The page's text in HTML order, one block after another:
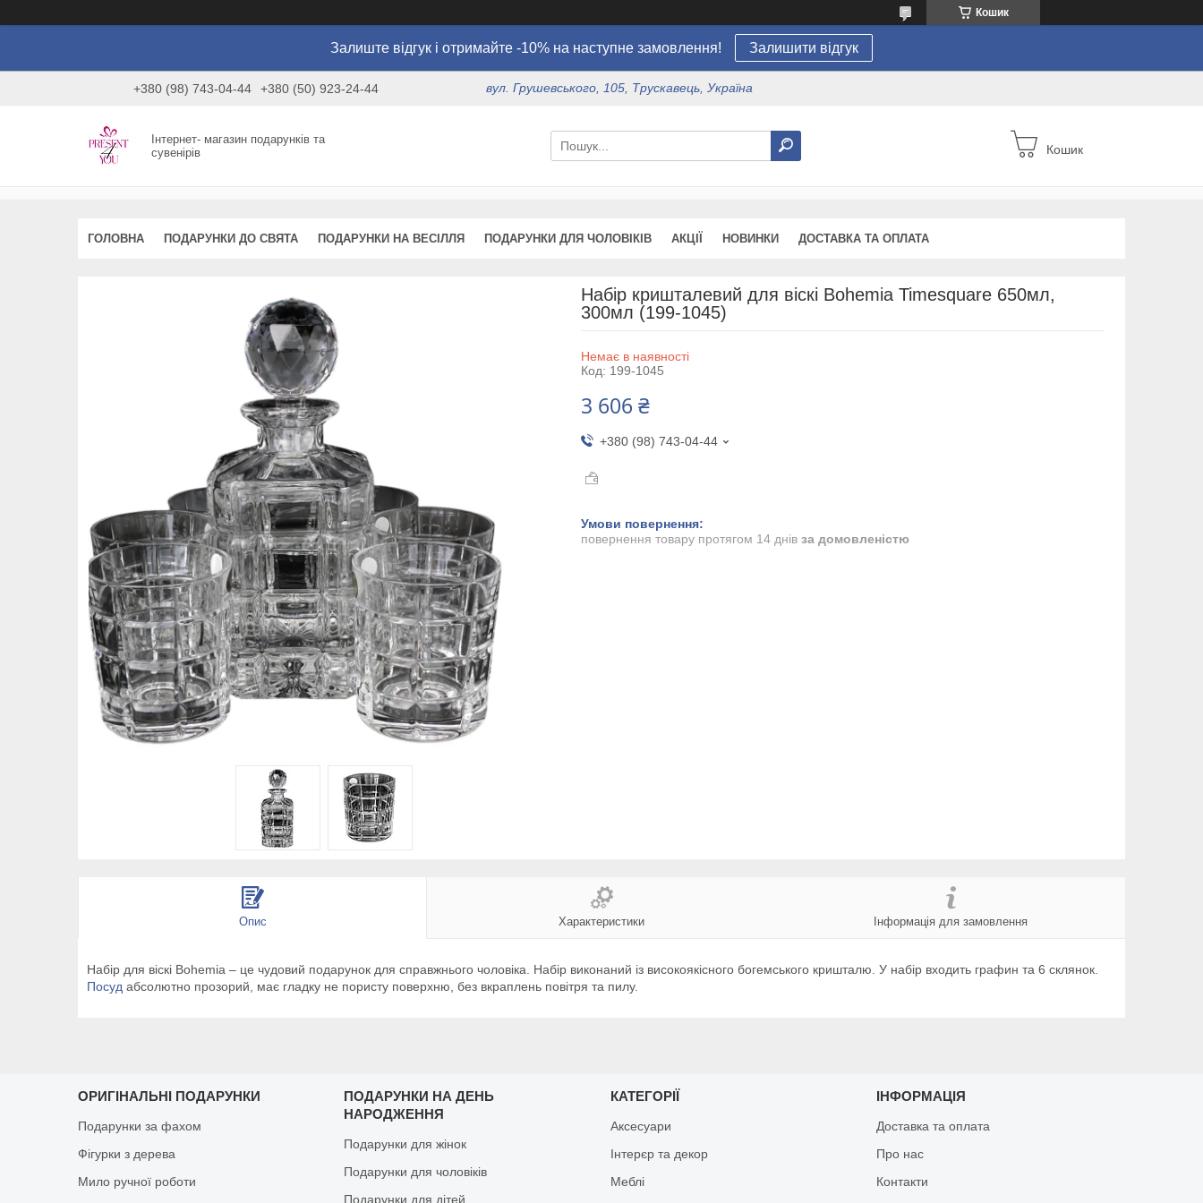
Кошик
Залиште відгук і отримайте -10% на наступне замовлення! Залишити відгук
+380 (98) 743-04-44 +380 (50) 923-24-44 вул. Грушевського, 105, Трускавець, Україна
Інтернет- магазин подарунків та
сувенірів
Кошик
ГОЛОВНА ПОДАРУНКИ ДО СВЯТА ПОДАРУНКИ НА ВЕСІЛЛЯ ПОДАРУНКИ ДЛЯ ЧОЛОВІКІВ АКЦІЇ НОВИНКИ ДОСТАВКА ТА ОПЛАТА
Набір кришталевий для віскі Bohemia Timesquare 650мл,
300мл (199-1045)
Немає в наявності
Код: 199-1045
3 606 ₴
+380 (98) 743-04-44
повернення товару протягом 14 днів за домовленістю
Опис Характеристики Інформація для замовлення
Набір для віскі Bohemia – це чудовий подарунок для справжнього чоловіка. Набір виконаний із високоякісного богемського кришталю. У набір входить графин та 6 склянок.
Посуд абсолютно прозорий, має гладку не пористу поверхню, без вкраплень повітря та пилу.
ОРИГІНАЛЬНІ ПОДАРУНКИ
Подарунки за фахом
Фігурки з дерева
Мило ручної роботи
ПОДАРУНКИ НА ДЕНЬ
НАРОДЖЕННЯ
Подарунки для жінок
Подарунки для чоловіків
Подарунки для дітей
КАТЕГОРІЇ
Аксесуари
Інтерєр та декор
Меблі
ІНФОРМАЦІЯ
Доставка та оплата
Про нас
Контакти